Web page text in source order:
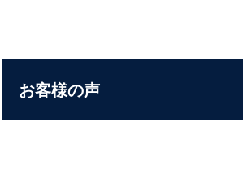
お客様の声